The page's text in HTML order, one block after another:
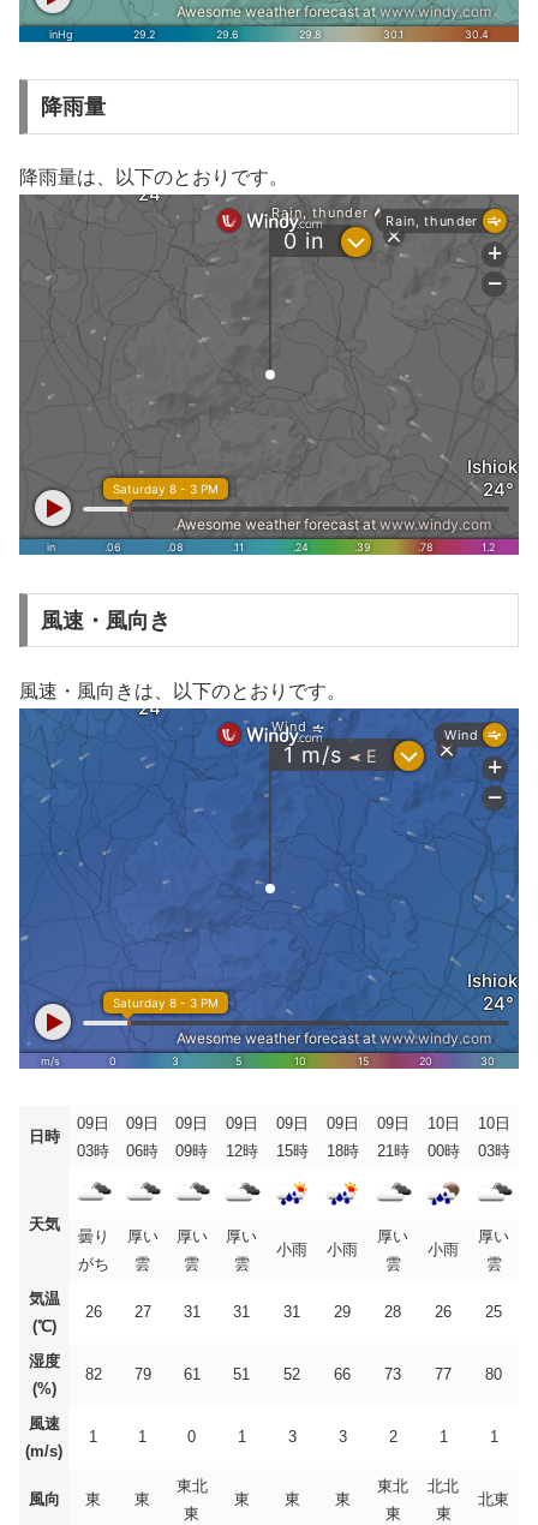
降雨量
降雨量は、以下のとおりです。
風速・風向き
風速・風向きは、以下のとおりです。
日時
09日
03時
09日
06時
09日
09時
09日
12時
09日
15時
09日
18時
09日
21時
10日
00時
10日
03時
天気
曇り
がち
厚い
雲
厚い
雲
厚い
雲
小雨 小雨
厚い
雲
小雨
厚い
雲
気温
(℃)
26 27 31 31 31 29 28 26 25
湿度
(%)
82 79 61 51 52 66 73 77 80
風速
(m/s)
1 1 0 1 3 3 2 1 1
風向 東 東
東北
東
東 東 東
東北
東
北北
東
北東